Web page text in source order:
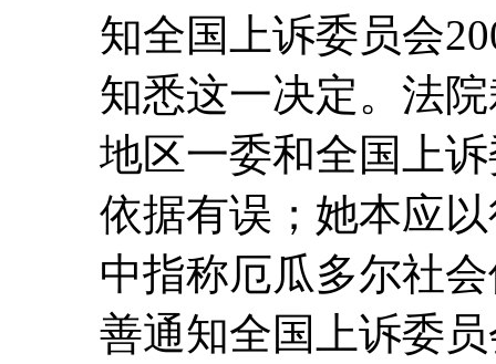
知全国上诉委员会
知悉这一决定。法
地区一委和全国上
依据有误；她本应
中指称厄瓜多尔社
善通知全国上诉委